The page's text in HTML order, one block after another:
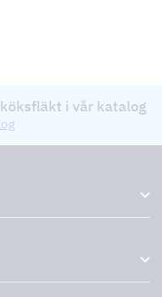
i vår katalog